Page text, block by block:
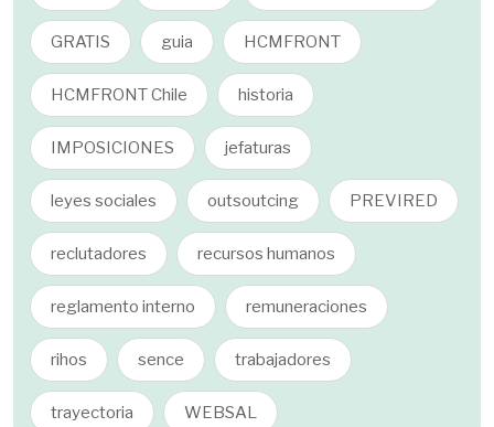
GRATIS guia HCMFRONT
HCMFRONT Chile historia
IMPOSICIONES jefaturas
leyes sociales outsoutcing PREVIRED
reclutadores recursos humanos
reglamento interno remuneraciones
rihos sence trabajadores
trayectoria WEBSAL